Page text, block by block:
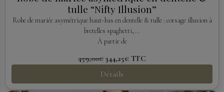
tulle “Nifty Illusion”
Robe de mariée asymétrique haut-bas en dentelle & tulle : corsage illusion à
bretelles spaghetti,...
À partir de
459,00€ 344,25€ TTC
Détails